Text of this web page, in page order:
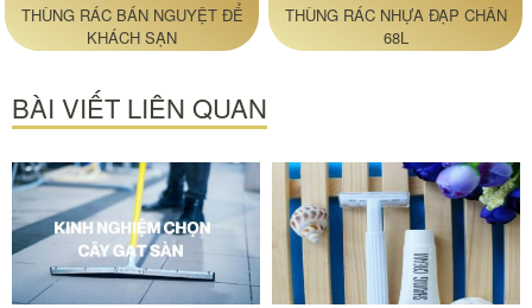
THÙNG RÁC BÁN NGUYỆT ĐỂ
KHÁCH SẠN
THÙNG RÁC NHỰA ĐẠP CHÂN
68L
BÀI VIẾT LIÊN QUAN